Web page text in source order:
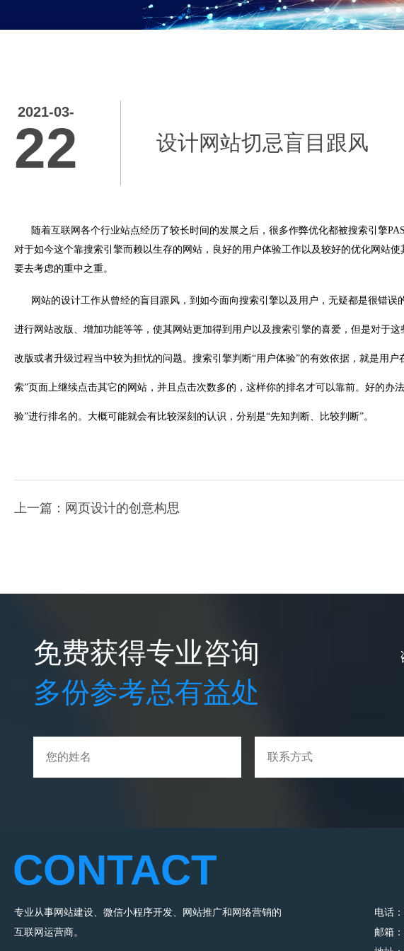
2021-03-
22 设计网站切忌盲目跟风
随着互联网各个行业站点经历了较长时间的发展之后，很多作弊优化都被搜索引擎
对于如今这个靠搜索引擎而赖以生存的网站，良好的用户体验工作以及较好的优化网站
要去考虑的重中之重。
网站的设计工作从曾经的盲目跟风，到如今面向搜索引擎以及用户，无疑都是很错误
进行网站改版、增加功能等等，使其网站更加得到用户以及搜索引擎的喜爱，但是对于
改版或者升级过程当中较为担忧的问题。搜索引擎判断“用户体验”的有效依据，就是用
索”页面上继续点击其它的网站，并且点击次数多的，这样你的排名才可以靠前。好的办
验”进行排名的。大概可能就会有比较深刻的认识，分别是“先知判断、比较判断”。
上一篇：网页设计的创意构思
免费获得专业咨询
多份参考总有益处
CONTACT
专业从事网站建设、微信小程序开发、网站推广和网络营销的
互联网运营商。
电话
邮箱